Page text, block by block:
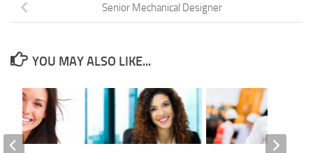
Senior Mechanical Designer
YOU MAY ALSO LIKE...